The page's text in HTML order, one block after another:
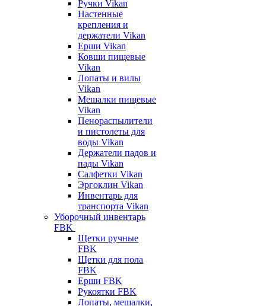
Ручки Vikan
Настенные
крепления и
держатели Vikan
Ерши Vikan
Ковши пищевые
Vikan
Лопаты и вилы
Vikan
Мешалки пищевые
Vikan
Пенораспылители
и пистолеты для
воды Vikan
Держатели падов и
пады Vikan
Салфетки Vikan
Эргоклин Vikan
Инвентарь для
транспорта Vikan
Уборочный инвентарь
FBK
Щетки ручные
FBK
Щетки для пола
FBK
Ерши FBK
Рукоятки FBK
Лопаты, мешалки,